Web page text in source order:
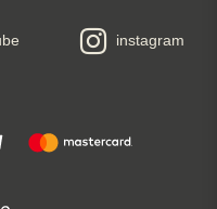
instagram